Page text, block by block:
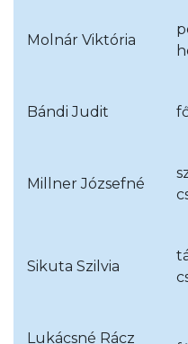
Molnár Viktória
Bándi Judit
Millner Józsefné
Sikuta Szilvia
Lukácsné Rácz